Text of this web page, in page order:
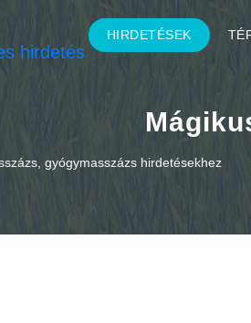
HIRDETÉSEK
gyógymasszázs hirdetésekhez